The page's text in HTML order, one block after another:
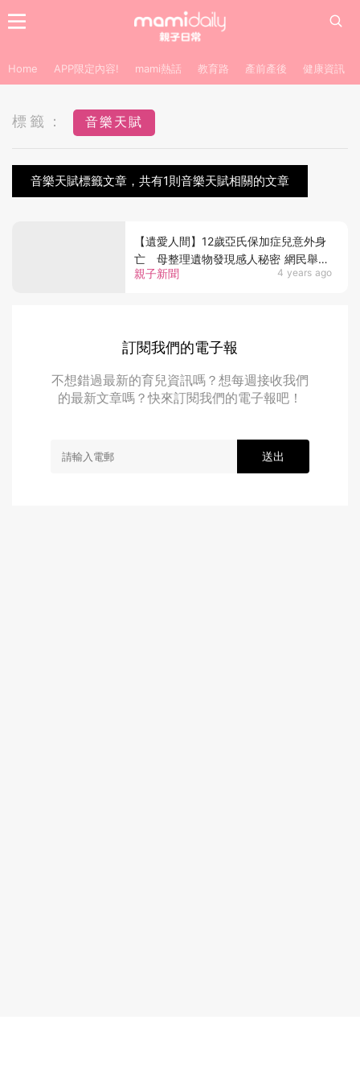
Home APP限定內容! mami熱話 教育路 產前產後 健康資訊
標籤： 音樂天賦
音樂天賦標籤文章，共有1則音樂天賦相關的文章
親子新聞 4 years ago
【遺愛人間】12歲亞氏保加症兒意外身
亡 母整理遺物發現感人秘密 網民舉動
暖人心
訂閱我們的電子報
不想錯過最新的育兒資訊嗎？想每週接收我們
的最新文章嗎？快來訂閱我們的電子報吧！
送出